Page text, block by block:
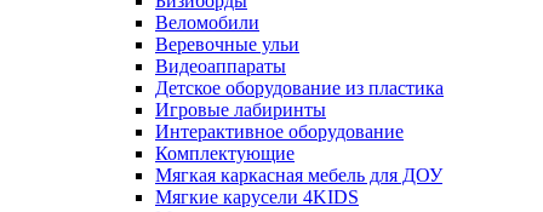
Веломобили
Веревочные ульи
Видеоаппараты
Детское оборудование из пластика
Игровые лабиринты
Интерактивное оборудование
Комплектующие
Мягкая каркасная мебель для ДОУ
Мягкие карусели 4KIDS